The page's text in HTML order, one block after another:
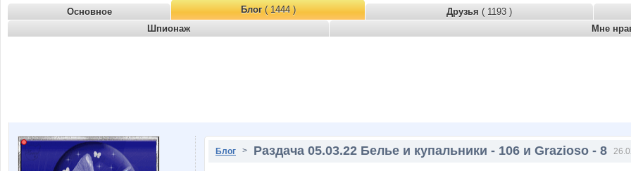
Основное Блог( 1444 ) Друзья ( 1193 )
Шпионаж
Мне
Блог > Раздача 05.03.22 Белье и купальники - 106 и Grazioso - 8